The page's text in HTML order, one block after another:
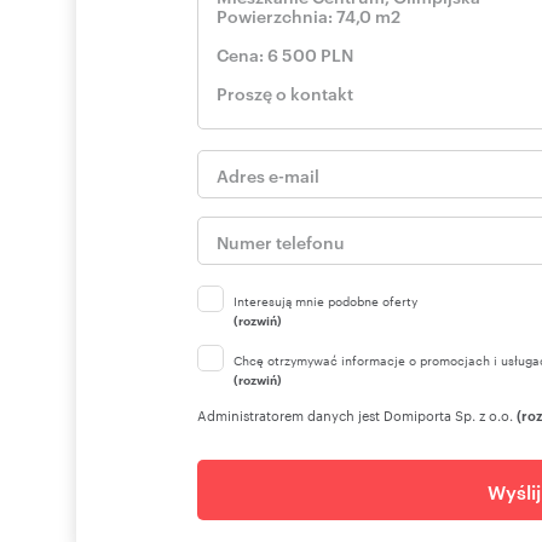
Nr licencji zawodowej: 5506
Interesują mnie podobne oferty
(rozwiń)
Chcę otrzymywać informacje o promocjach i
(rozwiń)
Administratorem danych jest Domiporta Sp. z o.o.